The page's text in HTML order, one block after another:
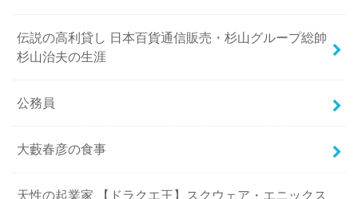
伝説の高利貸し 日本百貨通信販売・杉山グループ総帥
杉山治夫の生涯
公務員
大藪春彦の食事
天性の起業家 【ドラクエ王】スクウェア・エニックス